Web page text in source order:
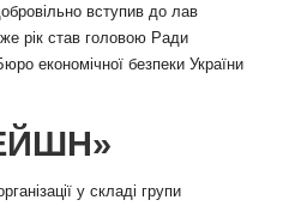
вступив до лав
рік став головою Ради
економічної безпеки України
у складі групи